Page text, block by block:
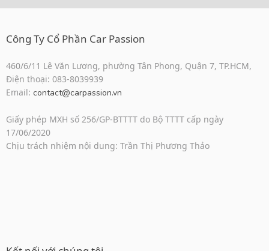
Công Ty Cổ Phần Car Passion
460/6/11 Lê Văn Lương, phường Tân Phong, Quận 7, TP.HCM,
Điện thoại: 083-8039939
Email: contact@carpassion.vn
Giấy phép MXH số 256/GP-BTTTT do Bộ TTTT cấp ngày
17/06/2020
Chịu trách nhiệm nội dung: Trần Thị Phương Thảo